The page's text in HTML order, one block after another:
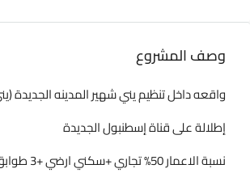
وصف المشروع
واقعه داخل تنظيم يني شهير المدينه الجديدة
إطلالة على قناة إسطنبول الجديدة
نسبة الاعمار 50% تجاري +سكني ارضي +3 طوابق